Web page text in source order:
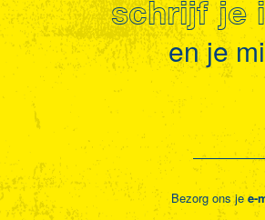
schrijf je
en je
Bezorg ons je e-